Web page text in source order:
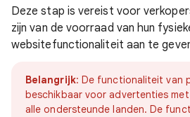
Deze stap is vereist voor
zijn van de voorraad van hun
websitefunctionaliteit aan te
Belangrijk: De functionaliteit van
beschikbaar voor advertenties
alle ondersteunde landen. De